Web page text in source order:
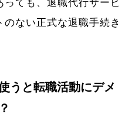
ても、退職代行サービ
ない正式な退職手続き
うと転職活動にデメ